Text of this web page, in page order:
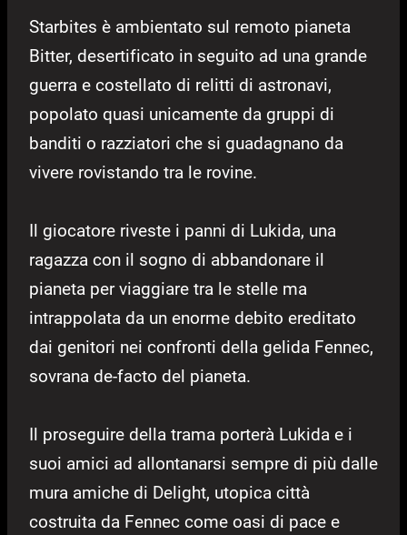
Starbites è ambientato sul remoto pianeta
Bitter, desertificato in seguito ad una grande
guerra e costellato di relitti di astronavi,
popolato quasi unicamente da gruppi di
banditi o razziatori che si guadagnano da
vivere rovistando tra le rovine.
Il giocatore riveste i panni di Lukida, una
ragazza con il sogno di abbandonare il
pianeta per viaggiare tra le stelle ma
intrappolata da un enorme debito ereditato
dai genitori nei confronti della gelida Fennec,
sovrana de-facto del pianeta.
Il proseguire della trama porterà Lukida e i
suoi amici ad allontanarsi sempre di più dalle
mura amiche di Delight, utopica città
costruita da Fennec come oasi di pace e